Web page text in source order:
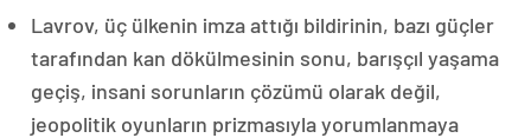
Lavrov, üç ülkenin imza attığı bildirinin, bazı güçler
tarafından kan dökülmesinin sonu, barışçıl yaşama
geçiş, insani sorunların çözümü olarak değil,
jeopolitik oyunların prizmasıyla yorumlanmaya